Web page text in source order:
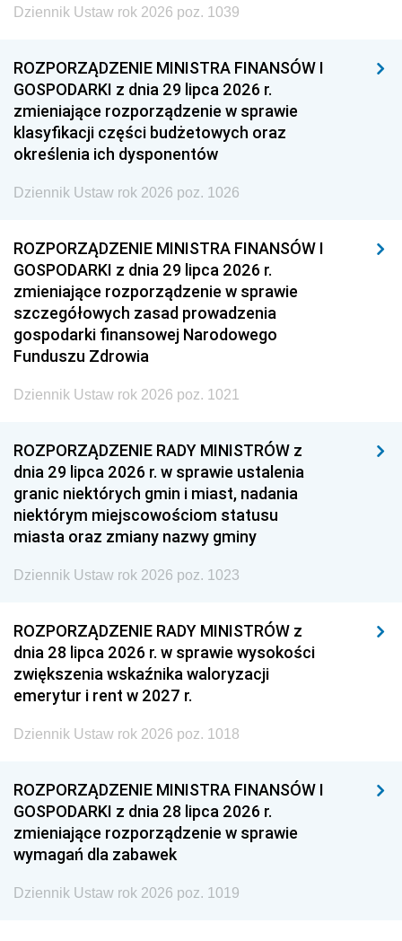
Dziennik Ustaw rok 2026 poz. 1039
ROZPORZĄDZENIE MINISTRA FINANSÓW I
GOSPODARKI z dnia 29 lipca 2026 r.
zmieniające rozporządzenie w sprawie
klasyfikacji części budżetowych oraz
określenia ich dysponentów
Dziennik Ustaw rok 2026 poz. 1026
ROZPORZĄDZENIE MINISTRA FINANSÓW I
GOSPODARKI z dnia 29 lipca 2026 r.
zmieniające rozporządzenie w sprawie
szczegółowych zasad prowadzenia
gospodarki finansowej Narodowego
Funduszu Zdrowia
Dziennik Ustaw rok 2026 poz. 1021
ROZPORZĄDZENIE RADY MINISTRÓW z
dnia 29 lipca 2026 r. w sprawie ustalenia
granic niektórych gmin i miast, nadania
niektórym miejscowościom statusu
miasta oraz zmiany nazwy gminy
Dziennik Ustaw rok 2026 poz. 1023
ROZPORZĄDZENIE RADY MINISTRÓW z
dnia 28 lipca 2026 r. w sprawie wysokości
zwiększenia wskaźnika waloryzacji
emerytur i rent w 2027 r.
Dziennik Ustaw rok 2026 poz. 1018
ROZPORZĄDZENIE MINISTRA FINANSÓW I
GOSPODARKI z dnia 28 lipca 2026 r.
zmieniające rozporządzenie w sprawie
wymagań dla zabawek
Dziennik Ustaw rok 2026 poz. 1019